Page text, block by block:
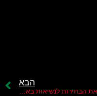
הבא
לקראת הבחירות לנשיאות באיראן